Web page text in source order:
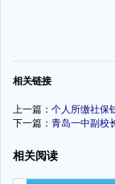
-
相关链接
上一篇： 个人所缴社保
下一篇： 青岛一中副校
相关阅读